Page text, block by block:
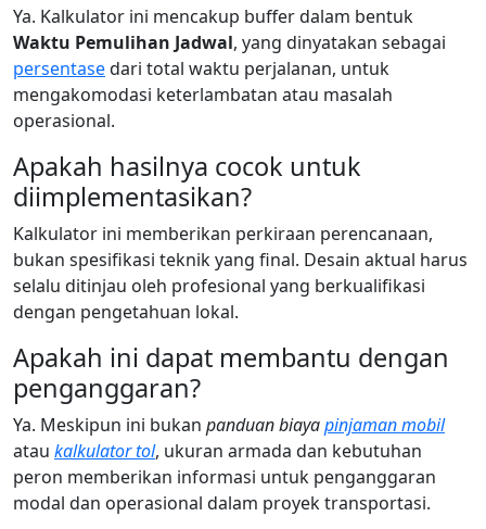
Ya. Kalkulator ini mencakup buffer dalam bentuk
Waktu Pemulihan Jadwal, yang dinyatakan sebagai
persentasedari total waktu perjalanan, untuk
mengakomodasi keterlambatan atau masalah
operasional.
Apakah hasilnya cocok untuk
diimplementasikan?
Kalkulator ini memberikan perkiraan perencanaan,
bukan spesifikasi teknik yang final. Desain aktual harus
selalu ditinjau oleh profesional yang berkualifikasi
dengan pengetahuan lokal.
Apakah ini dapat membantu dengan
penganggaran?
Ya. Meskipun ini bukan panduan biayapinjaman mobil
atau kalkulator tol, ukuran armada dan kebutuhan
peron memberikan informasi untuk penganggaran
modal dan operasional dalam proyek transportasi.